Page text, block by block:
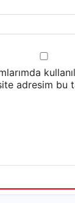
adresim bu